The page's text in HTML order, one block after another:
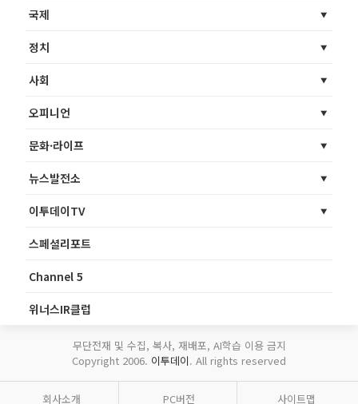
국제
정치
사회
오피니언
문화·라이프
뉴스발전소
이투데이TV
스페셜리포트
Channel 5
위너스IR클럽
무단전재 및 수집, 복사, 재배포, AI학습 이용 금지
Copyright 2006. 이투데이. All rights reserved
회사소개 PC버전 사이트맵